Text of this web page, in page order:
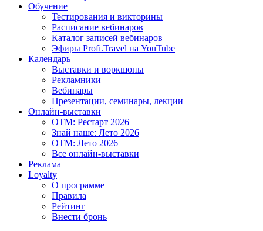
Обучение
Тестирования и викторины
Расписание вебинаров
Каталог записей вебинаров
Эфиры Profi.Travel на YouTube
Календарь
Выставки и воркшопы
Рекламники
Вебинары
Презентации, семинары, лекции
Онлайн-выставки
OTM: Рестарт 2026
Знай наше: Лето 2026
OTM: Лето 2026
Все онлайн-выставки
Реклама
Loyalty
О программе
Правила
Рейтинг
Внести бронь